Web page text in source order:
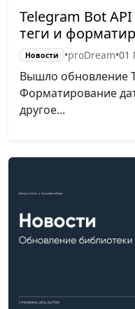
Telegram Bot
теги и
Новости •proDream•01
Вышло обновление
Форматирование
другое...